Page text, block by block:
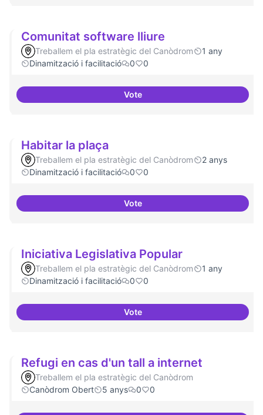
Comunitat software lliure
Treballem el pla estratègic del Canòdrom
1 any
Dinamització i facilitació
0 0
VoteComunitat software lliure
Habitar la plaça
Treballem el pla estratègic del Canòdrom
2 anys
Dinamització i facilitació
0 0
VoteHabitar la plaça
Iniciativa Legislativa Popular
Treballem el pla estratègic del Canòdrom
1 any
Dinamització i facilitació
0 0
VoteIniciativa Legislativa Popular
Refugi en cas d'un tall a internet
Treballem el pla estratègic del Canòdrom
Canòdrom Obert
5 anys 0 0